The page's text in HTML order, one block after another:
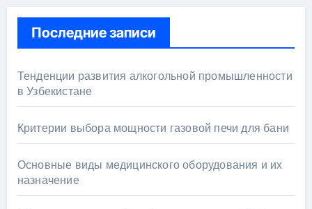
Последние записи
Тенденции развития алкогольной промышленности
в Узбекистане
Критерии выбора мощности газовой печи для бани
Основные виды медицинского оборудования и их
назначение